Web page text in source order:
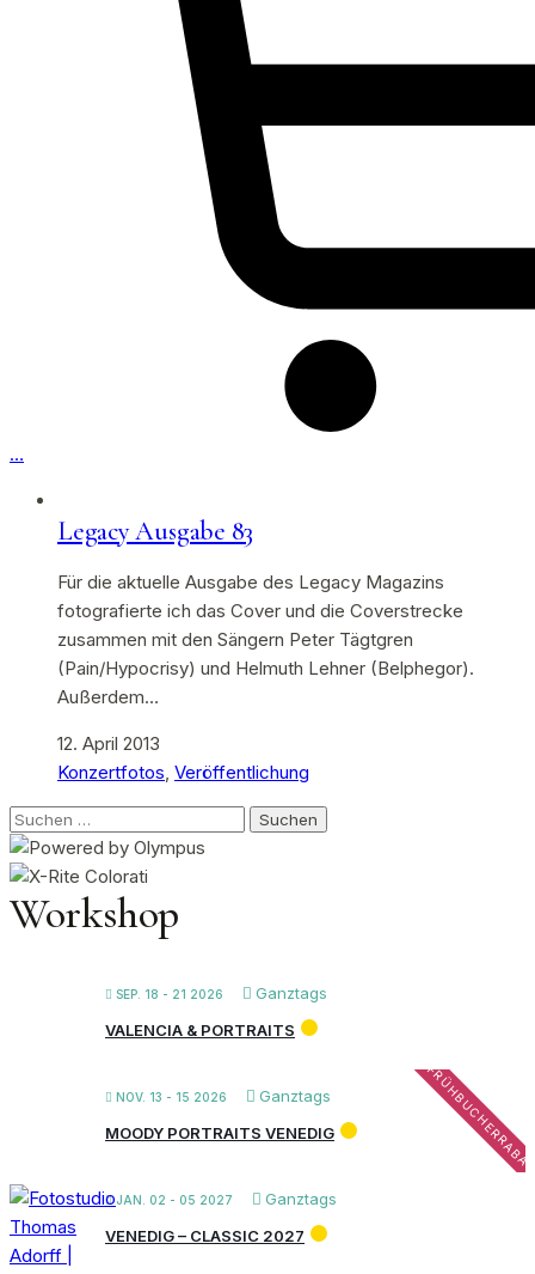
…
Legacy Ausgabe 83
Für die aktuelle Ausgabe des Legacy Magazins
fotografierte ich das Cover und die Coverstrecke
zusammen mit den Sängern Peter Tägtgren
(Pain/Hypocrisy) und Helmuth Lehner (Belphegor).
Außerdem…
12. April 2013
Konzertfotos, Veröffentlichung
Suchen
nach:
Workshop
SEP. 18 - 21 2026
Ganztags
VALENCIA & PORTRAITS
NOV. 13 - 15 2026 Ganztags
MOODY PORTRAITS VENEDIG
JAN. 02 - 05 2027
Ganztags
VENEDIG – CLASSIC 2027